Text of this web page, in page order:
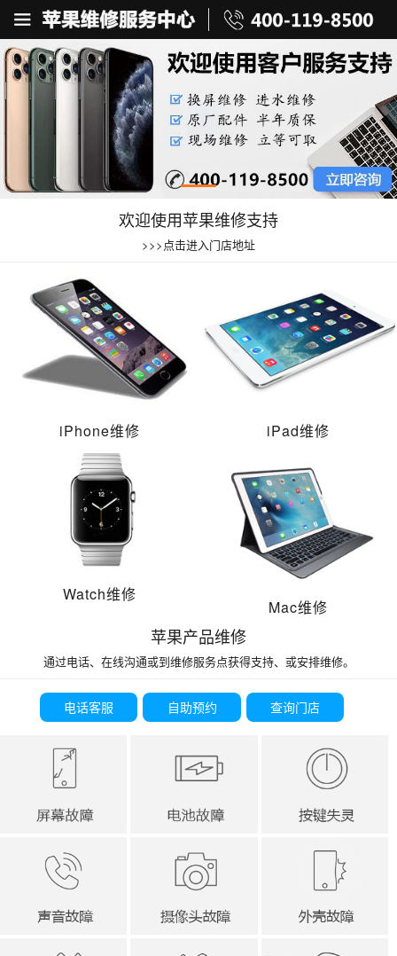
欢迎使用苹果维修支持
>>>点击进入门店地址
iPhone维修 iPad维修
Watch维修
Mac维修
苹果产品维修
通过电话、在线沟通或到维修服务点获得支持、或安排维修。
电话客服 自助预约 查询门店